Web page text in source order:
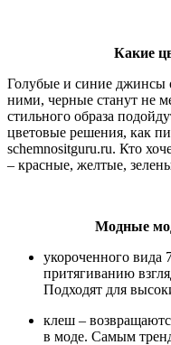
Какие
Голубые и синие джинсы
ними, черные станут не
стильного образа
цветовые решения, как
schemnositguru.ru. Кто
– красные, желтые,
Модные
укороченного вида
притягиванию
Подходят для
клеш –
в моде. Самым